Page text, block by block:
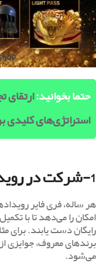
حتما بخوانید:ارتقای
استراتژی‌های کلیدی
1-شرکت در رویدادهای فصلی و ویژه
هر ساله، فری فایر
امکان را می‌دهد تا با
رایگان دست یابند. برای
برندهای معروف، جوایزی
می‌شود.